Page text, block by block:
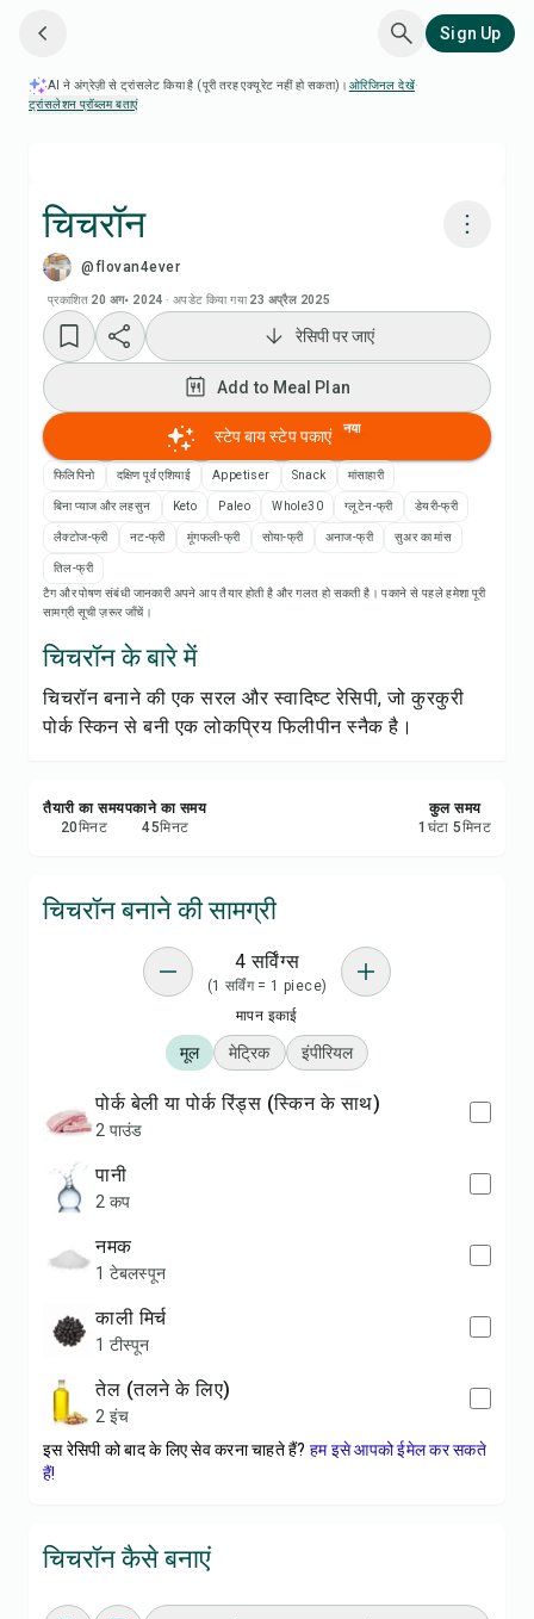
Sign Up
AI ने अंग्रेज़ी से ट्रांसलेट किया है (पूरी तरह एक्यूरेट नहीं हो सकता)। ओरिजिनल देखें·
ट्रांसलेशन प्रॉब्लम बताएं
चिचरॉन
@flovan4ever
प्रकाशित 20 अग॰ 2024 ·अपडेट किया गया 23 अप्रैल 2025
Add to Meal Plan
Add to Shopping List
रेसिपी नोट्स
रेसिपी प्रिंट करें
सेव करें
रिपोर्ट करें
रेसिपी पर जाएं
Add to Meal Plan
स्टेप बाय स्टेप पकाएं नया
फिलिपिनो दक्षिण पूर्व एशियाई Appetiser Snack मांसाहारी
बिना प्याज और लहसुन Keto Paleo Whole30 ग्लूटेन-फ्री डेयरी-फ्री
लैक्टोज-फ्री नट-फ्री मूंगफली-फ्री सोया-फ्री अनाज-फ्री सुअर का मांस
तिल-फ्री
टैग और पोषण संबंधी जानकारी अपने आप तैयार होती है और गलत हो सकती है। पकाने से पहले हमेशा पूरी
सामग्री सूची ज़रूर जाँचें।
चिचरॉन के बारे में
चिचरॉन बनाने की एक सरल और स्वादिष्ट रेसिपी, जो कुरकुरी
पोर्क स्किन से बनी एक लोकप्रिय फिलीपीन स्नैक है।
तैयारी का समय
20मिनट
पकाने का समय
45मिनट
कुल समय
1 घंटा 5मिनट
चिचरॉन बनाने की सामग्री
4 सर्विंग्स
(1 सर्विंग = 1 piece)
मापन इकाई
मूल मेट्रिक इंपीरियल
पोर्क बेली या पोर्क रिंड्स (स्किन के साथ)
2 पाउंड
पानी
2 कप
नमक
1 टेबलस्पून
काली मिर्च
1 टीस्पून
तेल (तलने के लिए)
2 इंच
इस रेसिपी को बाद के लिए सेव करना चाहते हैं? हम इसे आपको ईमेल कर सकते
हैं!
चिचरॉन कैसे बनाएं